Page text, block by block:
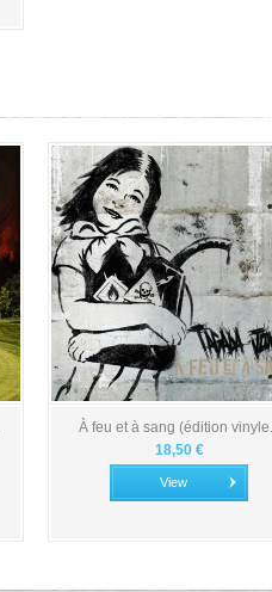
À feu et à sang (édition
18,50 €
View